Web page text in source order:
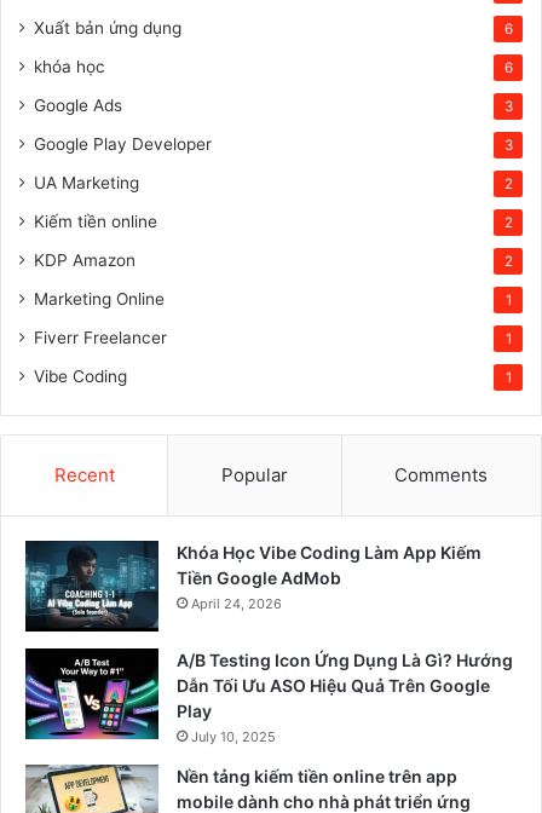
Xuất bản ứng dụng 6
khóa học 6
Google Ads 3
Google Play Developer 3
UA Marketing 2
Kiếm tiền online 2
KDP Amazon 2
Marketing Online 1
Fiverr Freelancer 1
Vibe Coding 1
Recent Popular Comments
Khóa Học Vibe Coding Làm App Kiếm
Tiền Google AdMob
April 24, 2026
A/B Testing Icon Ứng Dụng Là Gì? Hướng
Dẫn Tối Ưu ASO Hiệu Quả Trên Google
Play
July 10, 2025
Nền tảng kiếm tiền online trên app
mobile dành cho nhà phát triển ứng